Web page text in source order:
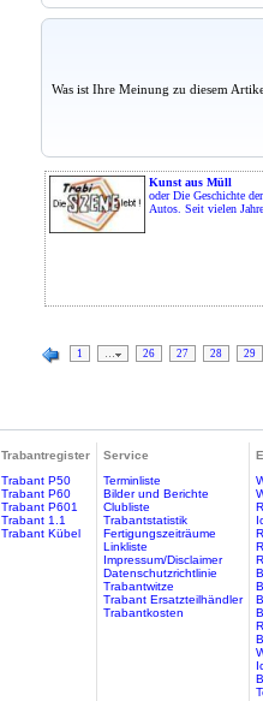
Was ist Ihre Meinung zu diesem
Kunst aus Müll
oder Die Geschichte
Autos. Seit vielen
1 … 26 27 28 29
Trabantregister
Trabant P50
Trabant P60
Trabant P601
Trabant 1.1
Trabant Kübel
Service
Terminliste
Bilder und Berichte
Clubliste
Trabantstatistik
Fertigungszeiträume
Linkliste
Impressum/Disclaimer
Datenschutzrichtlinie
Trabantwitze
Trabant Ersatzteilhändler
Trabantkosten